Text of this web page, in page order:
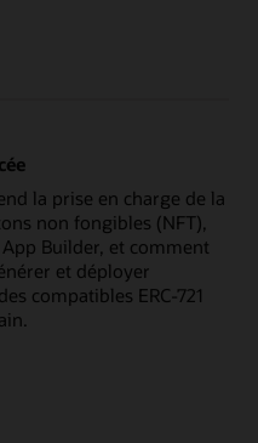
la prise en charge de la
non fongibles (NFT),
Builder, et comment
et déployer
compatibles ERC-721